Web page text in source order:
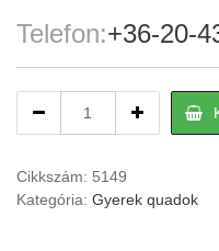
Telefon:+36-20-
road
quad
125cc
Cikkszám: 5149
Kategória: Gyerek quadok